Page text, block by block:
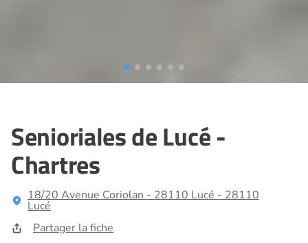
Senioriales de Lucé -
Chartres
18/20 Avenue Coriolan - 28110 Lucé - 28110
Lucé
Partager la fiche